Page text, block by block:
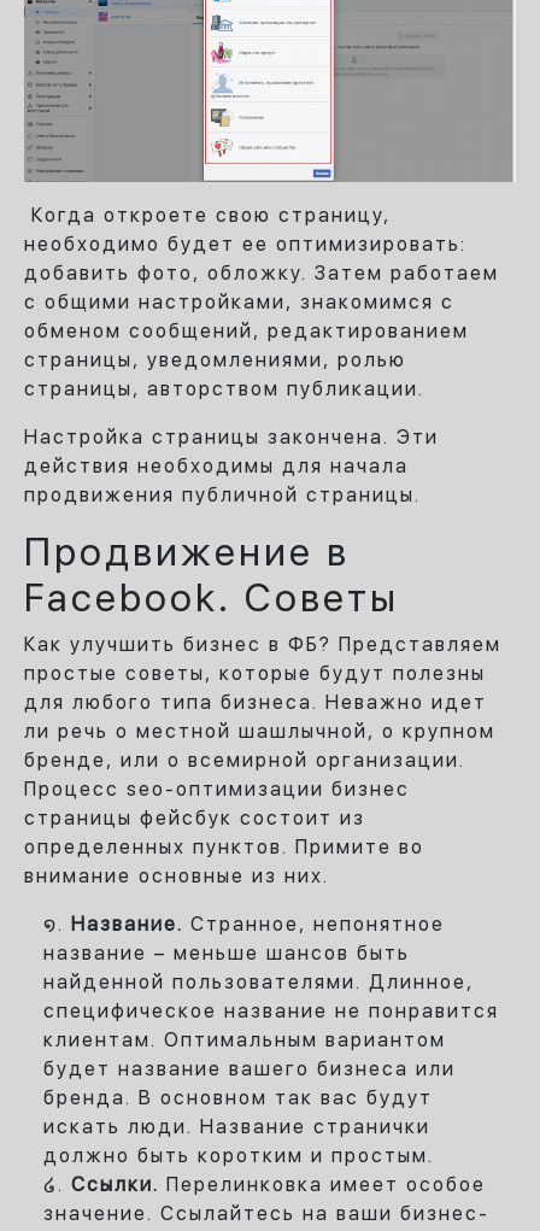
Когда откроете свою страницу,
необходимо будет ее оптимизировать:
добавить фото, обложку. Затем работаем
с общими настройками, знакомимся с
обменом сообщений, редактированием
страницы, уведомлениями, ролью
страницы, авторством публикации.
Настройка страницы закончена. Эти
действия необходимы для начала
продвижения публичной страницы.
Продвижение в
Facebook. Советы
Как улучшить бизнес в ФБ? Представляем
простые советы, которые будут полезны
для любого типа бизнеса. Неважно идет
ли речь о местной шашлычной, о крупном
бренде, или о всемирной организации.
Процесс seo-оптимизации бизнес
страницы фейсбук состоит из
определенных пунктов. Примите во
внимание основные из них.
Название. Странное, непонятное
название – меньше шансов быть
найденной пользователями. Длинное,
специфическое название не понравится
клиентам. Оптимальным вариантом
будет название вашего бизнеса или
бренда. В основном так вас будут
искать люди. Название странички
должно быть коротким и простым.
Ссылки. Перелинковка имеет особое
значение. Ссылайтесь на ваши бизнес-